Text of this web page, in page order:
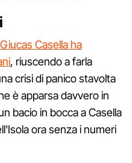
Giucas Casella ha
, riuscendo a farla
crisi di panico stavolta
è apparsa davvero in
bacio in bocca a Casella
ora senza i numeri